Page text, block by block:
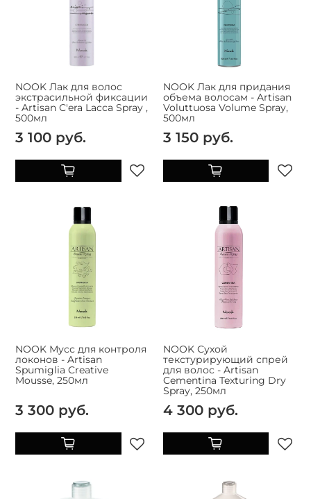
NOOK Лак для волос
экстрасильной фиксации
- Artisan С'era Lacca Spray ,
500мл
3 100 руб.
NOOK Лак для придания
объема волосам - Artisan
Voluttuosa Volume Spray,
500мл
3 150 руб.
NOOK Мусс для контроля
локонов - Artisan
Spumiglia Creative
Mousse, 250мл
3 300 руб.
NOOK Сухой
текстурирующий спрей
для волос - Artisan
Cementina Texturing Dry
Spray, 250мл
4 300 руб.